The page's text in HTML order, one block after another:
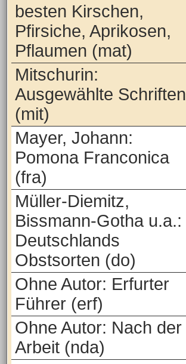
besten Kirschen,
Pfirsiche, Aprikosen,
Pflaumen (mat)
Mitschurin:
Ausgewählte Schriften
(mit)
Mayer, Johann:
Pomona Franconica
(fra)
Müller-Diemitz,
Bissmann-Gotha u.a.:
Deutschlands
Obstsorten (do)
Ohne Autor: Erfurter
Führer (erf)
Ohne Autor: Nach der
Arbeit (nda)